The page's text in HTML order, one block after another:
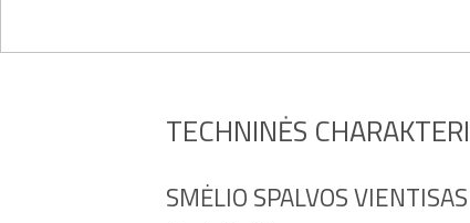
TECHNINĖS
SMĖLIO SPALVOS